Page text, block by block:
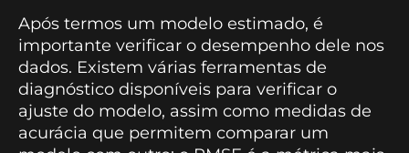
Após termos um modelo estimado, é
importante verificar o desempenho dele nos
dados. Existem várias ferramentas de
diagnóstico disponíveis para verificar o
ajuste do modelo, assim como medidas de
acurácia que permitem comparar um